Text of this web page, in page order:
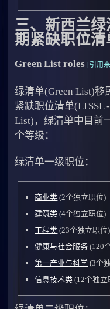
三、新西兰
期紧缺职位清
Green List roles [引用
绿清单(Green List)移
紧缺职位清单(LTSSL
List)，绿清单中目前
个等级：
绿清单一级职位：
商业类 (2个独立职位)
建筑类 (4个独立职位)
工程类 (23个独立职位)
健康与社会服务 (120
第一产业与科学 (3个
信息技术类 (12个独立